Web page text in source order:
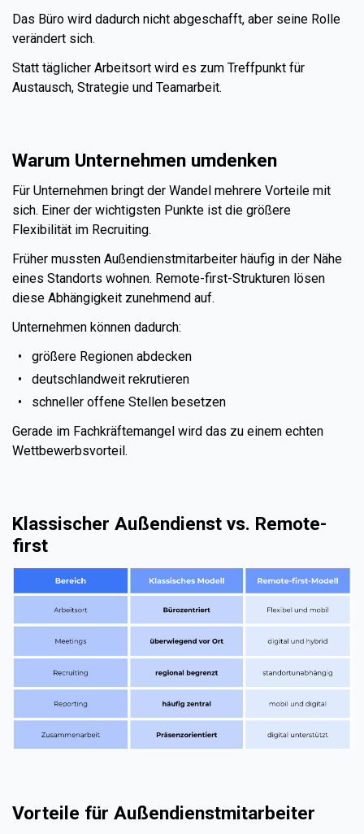
Das Büro wird dadurch nicht abgeschafft, aber seine Rolle
verändert sich.
Statt täglicher Arbeitsort wird es zum Treffpunkt für
Austausch, Strategie und Teamarbeit.
Warum Unternehmen umdenken
Für Unternehmen bringt der Wandel mehrere Vorteile mit
sich. Einer der wichtigsten Punkte ist die größere
Flexibilität im Recruiting.
Früher mussten Außendienstmitarbeiter häufig in der Nähe
eines Standorts wohnen. Remote-first-Strukturen lösen
diese Abhängigkeit zunehmend auf.
Unternehmen können dadurch:
größere Regionen abdecken
deutschlandweit rekrutieren
schneller offene Stellen besetzen
Gerade im Fachkräftemangel wird das zu einem echten
Wettbewerbsvorteil.
Klassischer Außendienst vs. Remote-
first
Vorteile für Außendienstmitarbeiter